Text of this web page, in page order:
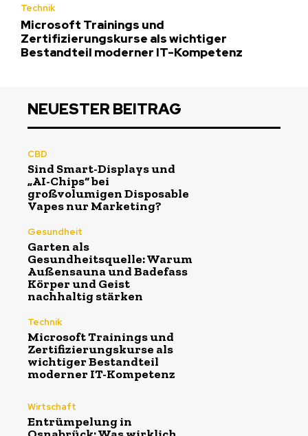
Technik
Microsoft Trainings und
Zertifizierungskurse als wichtiger
Bestandteil moderner IT-Kompetenz
NEUESTER BEITRAG
CBD
Sind Smart-Displays und
„AI-Chips“ bei
großvolumigen Disposable
Vapes nur Marketing?
Gesundheit
Garten als
Gesundheitsquelle: Warum
Außensauna und Badefass
Körper und Geist
nachhaltig stärken
Technik
Microsoft Trainings und
Zertifizierungskurse als
wichtiger Bestandteil
moderner IT-Kompetenz
Wirtschaft
Entrümpelung in